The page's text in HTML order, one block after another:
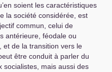
soient les caractéristiques
la société considérée, est
commun, celui de
antérieure, féodale ou
et de la transition vers le
être conduit à parler du
socialistes, mais aussi des